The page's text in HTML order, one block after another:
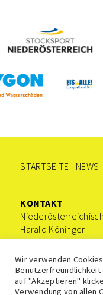
STARTSEITE NEWS
KONTAKT
Harald Köninger
0676/9221535
office@stocksport-
Impressum
Wir verwenden
Benutzerfreundlichkeit
auf "Akzeptieren"
Verwendung von allen